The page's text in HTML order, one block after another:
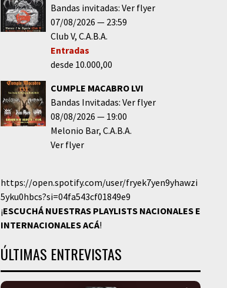
Bandas invitadas: Ver flyer
07/08/2026
23:59
Club V C.A.B.A.
Entradas
desde 10.000,00
CUMPLE MACABRO LVI
Bandas Invitadas: Ver flyer
08/08/2026
19:00
Melonio Bar C.A.B.A.
Ver flyer
https://open.spotify.com/user/fryek7yen9yhawzi
5yku0hbcs?si=04fa543cf01849e9
¡ESCUCHÁ NUESTRAS PLAYLISTS NACIONALES E
INTERNACIONALESACÁ!
ÚLTIMAS ENTREVISTAS